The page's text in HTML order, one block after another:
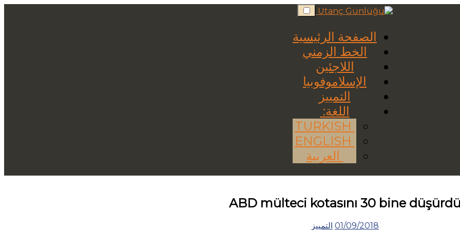
Skip
to
الصفحة الرئيسية
الخط الزمني
اللاجئين
الإسلاموفوبيا
التمييز
اللغة:
العربية
ABD mülteci kotasını 30 bine
01/09/2018 التمييز